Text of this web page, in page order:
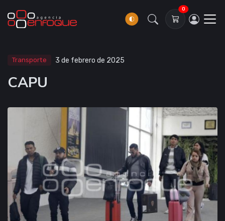
0
Transporte 3 de febrero de 2025
CAPU